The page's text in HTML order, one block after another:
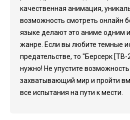
качественная анимация,
возможность смотреть онлайн
языке делают это аниме одним
жанре. Если вы любите темные
предательстве, то "Берсерк [ТВ-
нужно! Не упустите возможность
захватывающий мир и пройти
все испытания на пути к мести.